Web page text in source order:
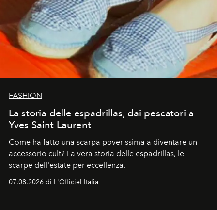
FASHION
La storia delle espadrillas, dai pescatori a
Yves Saint Laurent
Come ha fatto una scarpa poverissima a diventare un
accessorio cult? La vera storia delle espadrillas, le
scarpe dell'estate per eccellenza.
07.08.2026 di L'Officiel Italia